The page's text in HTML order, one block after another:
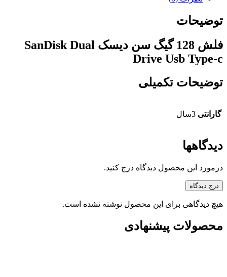
توضیحات
فلش 128 گیگ سن دیسک SanDisk Dual
Drive Usb Type-c
توضیحات تکمیلی
گارانتی 3سال
دیدگاهها
درمورد این محصول دیدگاه درج کنید.
درج دیدگاه
هیچ دیدگاهی برای این محصول نوشته نشده است.
محصولات پیشنهادی